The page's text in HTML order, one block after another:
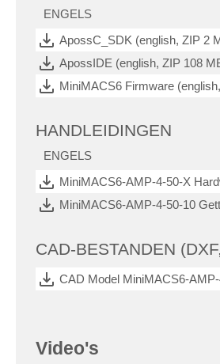
ENGELS
ApossC_SDK (english, ZIP 2
ApossIDE (english, ZIP 108
MiniMACS6 Firmware
HANDLEIDINGEN
ENGELS
MiniMACS6-AMP-4-50-X
MiniMACS6-AMP-4-50-10
CAD-BESTANDEN
CAD Model MiniMACS6-
Video's